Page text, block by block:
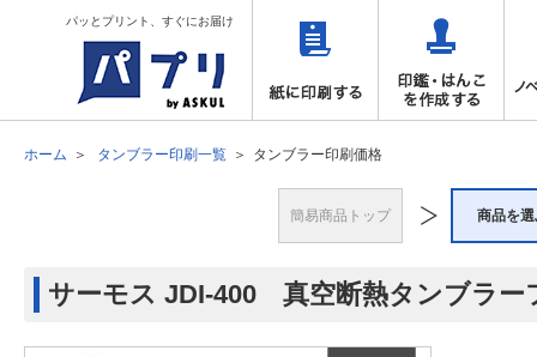
パッとプリント、すぐにお届け
ホーム タンブラー印刷一覧 タンブラー印刷価格
簡易商品トップ 商品を
サーモス JDI-400 真空断熱タンブラ